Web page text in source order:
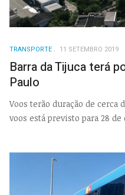
TRANSPORTE 11 SETEMBRO 2019
Barra da Tijuca terá
Paulo
Voos terão duração de cerca
voos está previsto para 28